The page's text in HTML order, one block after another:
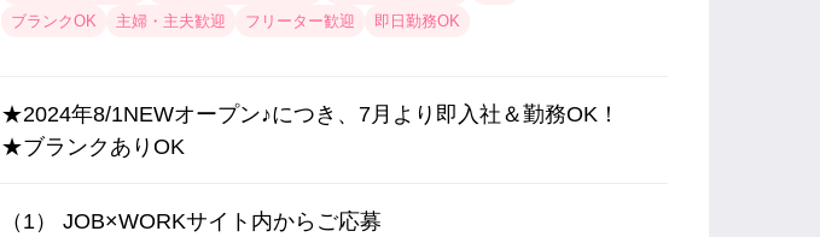
ブランクOK
主婦・主夫歓迎 フリーター歓迎 即日勤務OK
★2024年8/1NEWオープン♪につき、7月より即入社＆勤務OK！
★ブランクありOK
（1） JOB×WORKサイト内からご応募